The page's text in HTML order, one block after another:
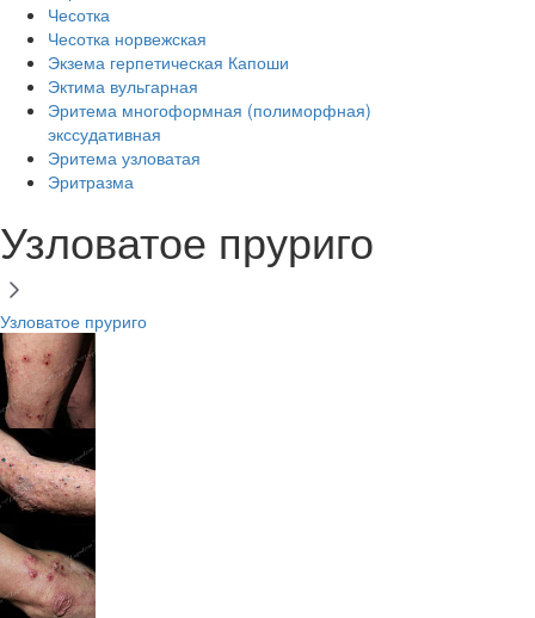
Чесотка
Чесотка норвежская
Экзема герпетическая Капоши
Эктима вульгарная
Эритема многоформная (полиморфная)
экссудативная
Эритема узловатая
Эритразма
Узловатое пруриго
Узловатое пруриго